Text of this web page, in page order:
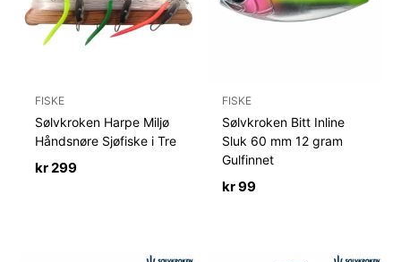
FISKE
Sølvkroken Harpe Miljø
Håndsnøre Sjøfiske i Tre
kr 299
FISKE
Sølvkroken Bitt Inline
Sluk 60 mm 12 gram
Gulfinnet
kr99